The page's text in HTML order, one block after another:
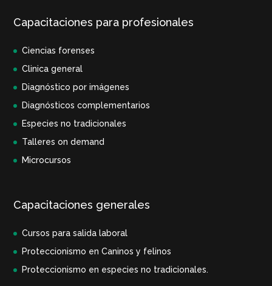
Capacitaciones para profesionales
Ciencias forenses
Clinica general
Diagnóstico por imágenes
Diagnósticos complementarios
Especies no tradicionales
Talleres on demand
Microcursos
Capacitaciones generales
Cursos para salida laboral
Proteccionismo en Caninos y felinos
Proteccionismo en especies no tradicionales.